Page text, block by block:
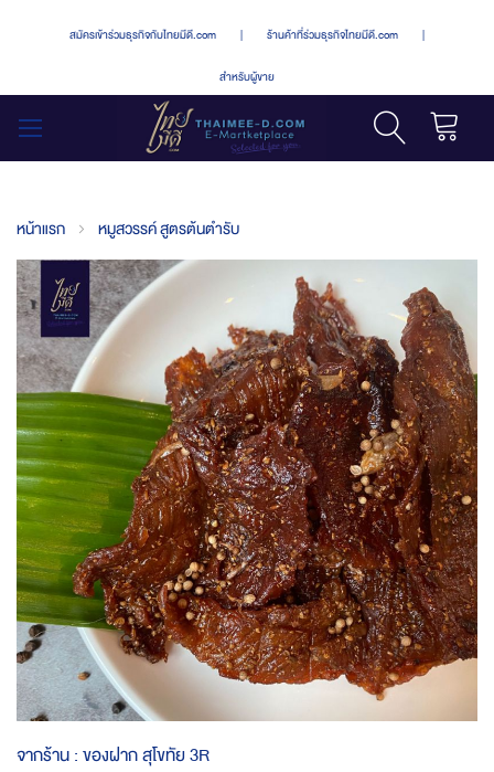
สมัครเข้าร่วมธุรกิจกับไทยมีดี.com | ร้านค้าที่ร่วมธุรกิจไทยมีดี.com |
สำหรับผู้ขาย
หน้าแรก หมูสวรรค์ สูตรต้นตำรับ
Skip
to
the
end
of
the
images
gallery
to
จากร้าน :ของฝาก สุโขทัย 3R